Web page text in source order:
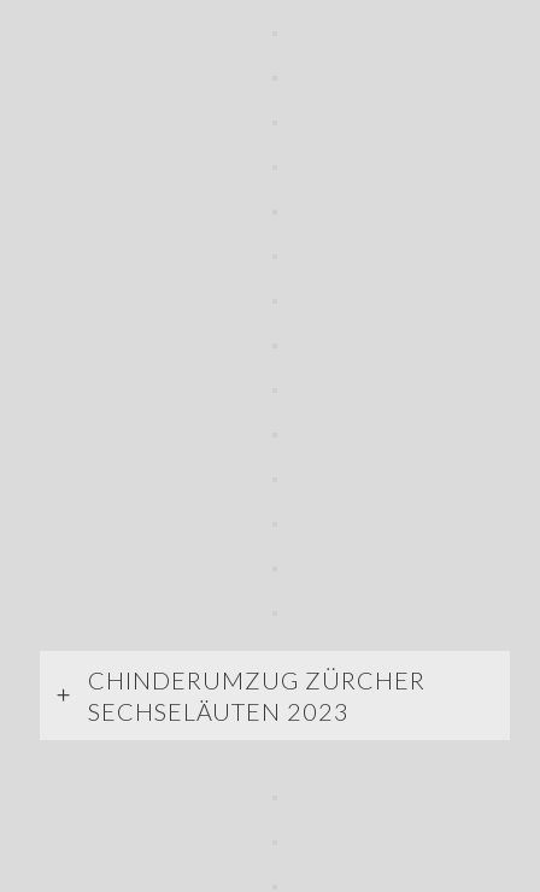
CHINDERUMZUG ZÜRCHER
SECHSELÄUTEN 2023